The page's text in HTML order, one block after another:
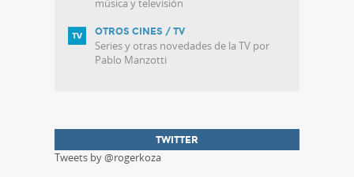
música y televisión
OTROS CINES / TV
Series y otras novedades de la TV por
Pablo Manzotti
TWITTER
Tweets by @rogerkoza